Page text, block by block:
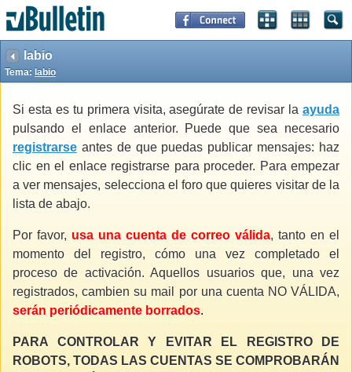
labio
Tema: labio
Si esta es tu primera visita, asegúrate de revisar la ayuda
pulsando el enlace anterior. Puede que sea necesario
registrarse antes de que puedas publicar mensajes: haz
clic en el enlace registrarse para proceder. Para empezar
a ver mensajes, selecciona el foro que quieres visitar de la
lista de abajo.
Por favor, usa una cuenta de correo válida, tanto en el
momento del registro, cómo una vez completado el
proceso de activación. Aquellos usuarios que, una vez
registrados, cambien su mail por una cuenta NO VÁLIDA,
serán periódicamente borrados.
PARA CONTROLAR Y EVITAR EL REGISTRO DE
ROBOTS, TODAS LAS CUENTAS SE COMPROBARÁN